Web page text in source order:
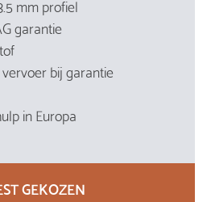
mm profiel
garantie
bij garantie
in Europa
GEKOZEN